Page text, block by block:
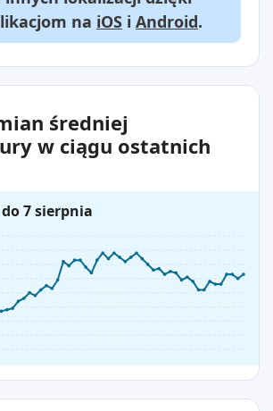
na iOS i Android.
średniej
w ciągu ostatnich
7 sierpnia